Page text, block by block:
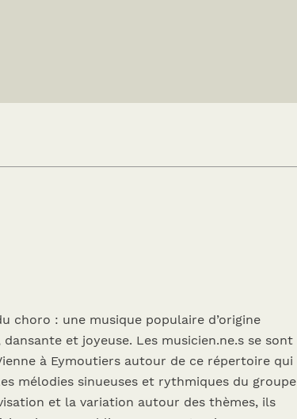
choro : une musique populaire d’origine
et joyeuse. Les musicien.ne.s se sont
à Eymoutiers autour de ce répertoire qui
mélodies sinueuses et rythmiques du groupe
et la variation autour des thèmes, ils